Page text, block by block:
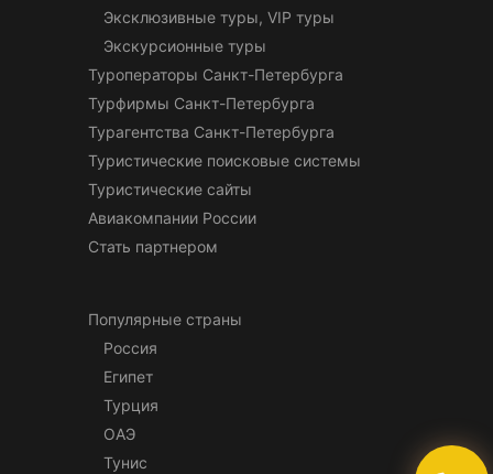
Эксклюзивные туры, VIP туры
Экскурсионные туры
Туроператоры Санкт-Петербурга
Турфирмы Санкт-Петербурга
Турагентства Санкт-Петербурга
Туристические поисковые системы
Туристические сайты
Авиакомпании России
Стать партнером
Популярные страны
Россия
Египет
Турция
ОАЭ
Тунис